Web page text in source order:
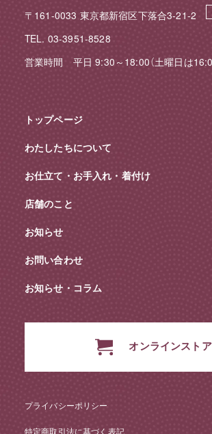
〒161-0033 東京都新宿区下落合3-21-2
TEL. 03-3951-8528
営業時間 平日 9:30～18:00（土曜日は
トップページ
わたしたちについて
お仕立て・お手入れ・着付け
店舗のこと
お知らせ
お問い合わせ
お知らせ・コラム
オンラインストア
プライバシーポリシー
特定商取引法に基づく表記